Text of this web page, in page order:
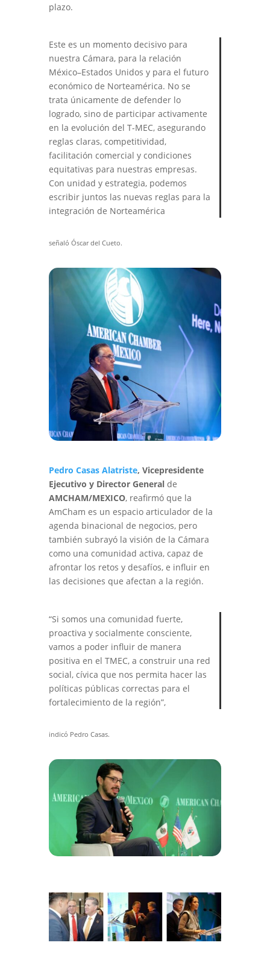
plazo.
Este es un momento decisivo para
nuestra Cámara, para la relación
México–Estados Unidos y para el futuro
económico de Norteamérica. No se
trata únicamente de defender lo
logrado, sino de participar activamente
en la evolución del T-MEC, asegurando
reglas claras, competitividad,
facilitación comercial y condiciones
equitativas para nuestras empresas.
Con unidad y estrategia, podemos
escribir juntos las nuevas reglas para la
integración de Norteamérica
señaló Óscar del Cueto.
Pedro Casas Alatriste, Vicepresidente
Ejecutivo y Director General de
AMCHAM/MEXICO, reafirmó que la
AmCham es un espacio articulador de la
agenda binacional de negocios, pero
también subrayó la visión de la Cámara
como una comunidad activa, capaz de
afrontar los retos y desafíos, e influir en
las decisiones que afectan a la región.
“Si somos una comunidad fuerte,
proactiva y socialmente consciente,
vamos a poder influir de manera
positiva en el TMEC, a construir una red
social, cívica que nos permita hacer las
políticas públicas correctas para el
fortalecimiento de la región”,
indicó Pedro Casas.